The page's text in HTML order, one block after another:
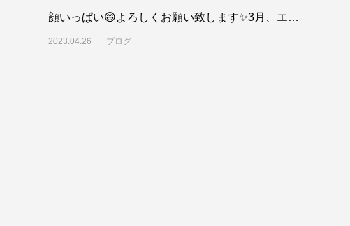
顔いっぱい😄よろしくお願い致します✨3月、エミ
フルでは4名の卒業生を
2023.04.26 ブログ